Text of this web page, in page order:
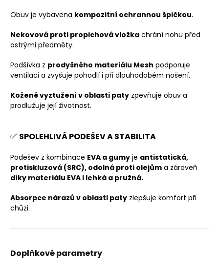
Obuv je vybavena kompozitní ochrannou špičkou.
Nekovová proti propichová vložka chrání nohu před
ostrými předměty.
Podšívka z prodyšného materiálu Mesh podporuje
ventilaci a zvyšuje pohodlí i při dlouhodobém nošení.
Kožené vyztužení v oblasti paty zpevňuje obuv a
prodlužuje její životnost.
✅ SPOLEHLIVÁ PODEŠEV A STABILITA
Podešev z kombinace EVA a gumy je antistatická,
protiskluzová (SRC), odolná proti olejům a zároveň
díky materiálu EVA i lehká a pružná.
Absorpce nárazů v oblasti paty zlepšuje komfort při
chůzi.
Doplňkové parametry